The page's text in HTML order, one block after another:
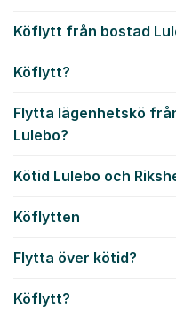
Köflytt från bostad
Köflytt?
Flytta lägenhetskö
Lulebo?
Kötid Lulebo och
Köflytten
Flytta över kötid?
Köflytt?